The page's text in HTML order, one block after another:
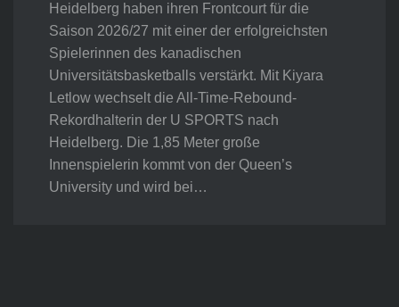
Heidelberg haben ihren Frontcourt für die
Saison 2026/27 mit einer der erfolgreichsten
Spielerinnen des kanadischen
Universitätsbasketballs verstärkt. Mit Kiyara
Letlow wechselt die All-Time-Rebound-
Rekordhalterin der U SPORTS nach
Heidelberg. Die 1,85 Meter große
Innenspielerin kommt von der Queen’s
University und wird bei…